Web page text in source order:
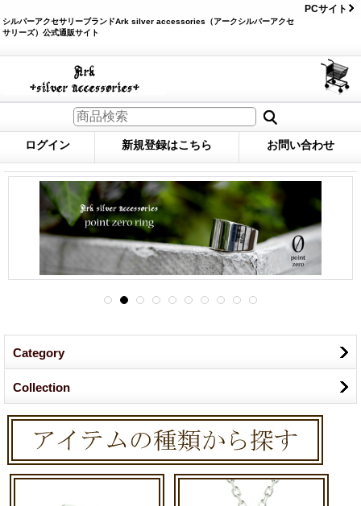
シルバーアクセサリーブランドArk silver accessories（アークシルバーアクセ
サリーズ）公式通販サイト
PCサイト
ログイン 新規登録はこちら お問い合わせ
Category
Collection